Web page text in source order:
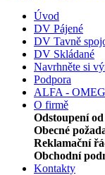
Úvod
DV Pájené
DV Tavně
DV Skládané
Navrhněte si
Podpora
ALFA -
O firmě
Odstoupení
Obecné
Reklamační
Obchodní
Kontakty